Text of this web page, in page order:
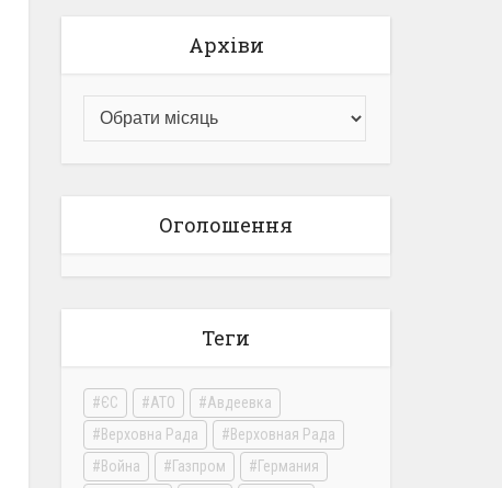
Архіви
Оголошення
Теги
ЄС АТО
Авдеевка
Верховна Рада
Верховная Рада
Война
Газпром
Германия